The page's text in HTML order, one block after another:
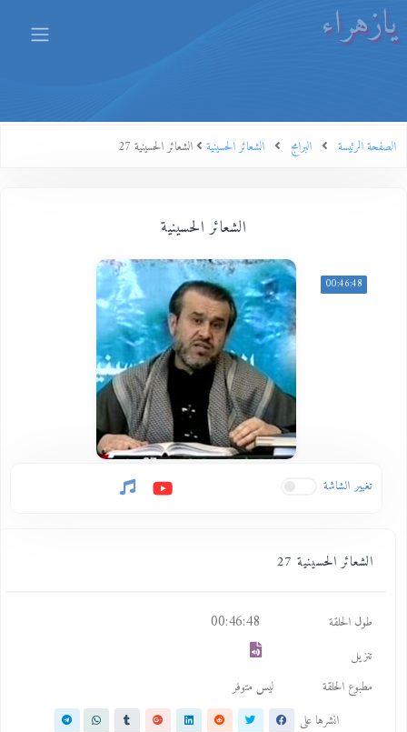
يازهراء
الصفحة الرئيسة البرامج الشعائر الحسينية الشعائر الحسينية 27
الشعائر الحسينية
00:46:48
تغيير الشاشة
الشعائر الحسينية 27
طول الحلقة 00:46:48
تنزيل
مطبوع الحلقة
ليس متوفر
انشرها على